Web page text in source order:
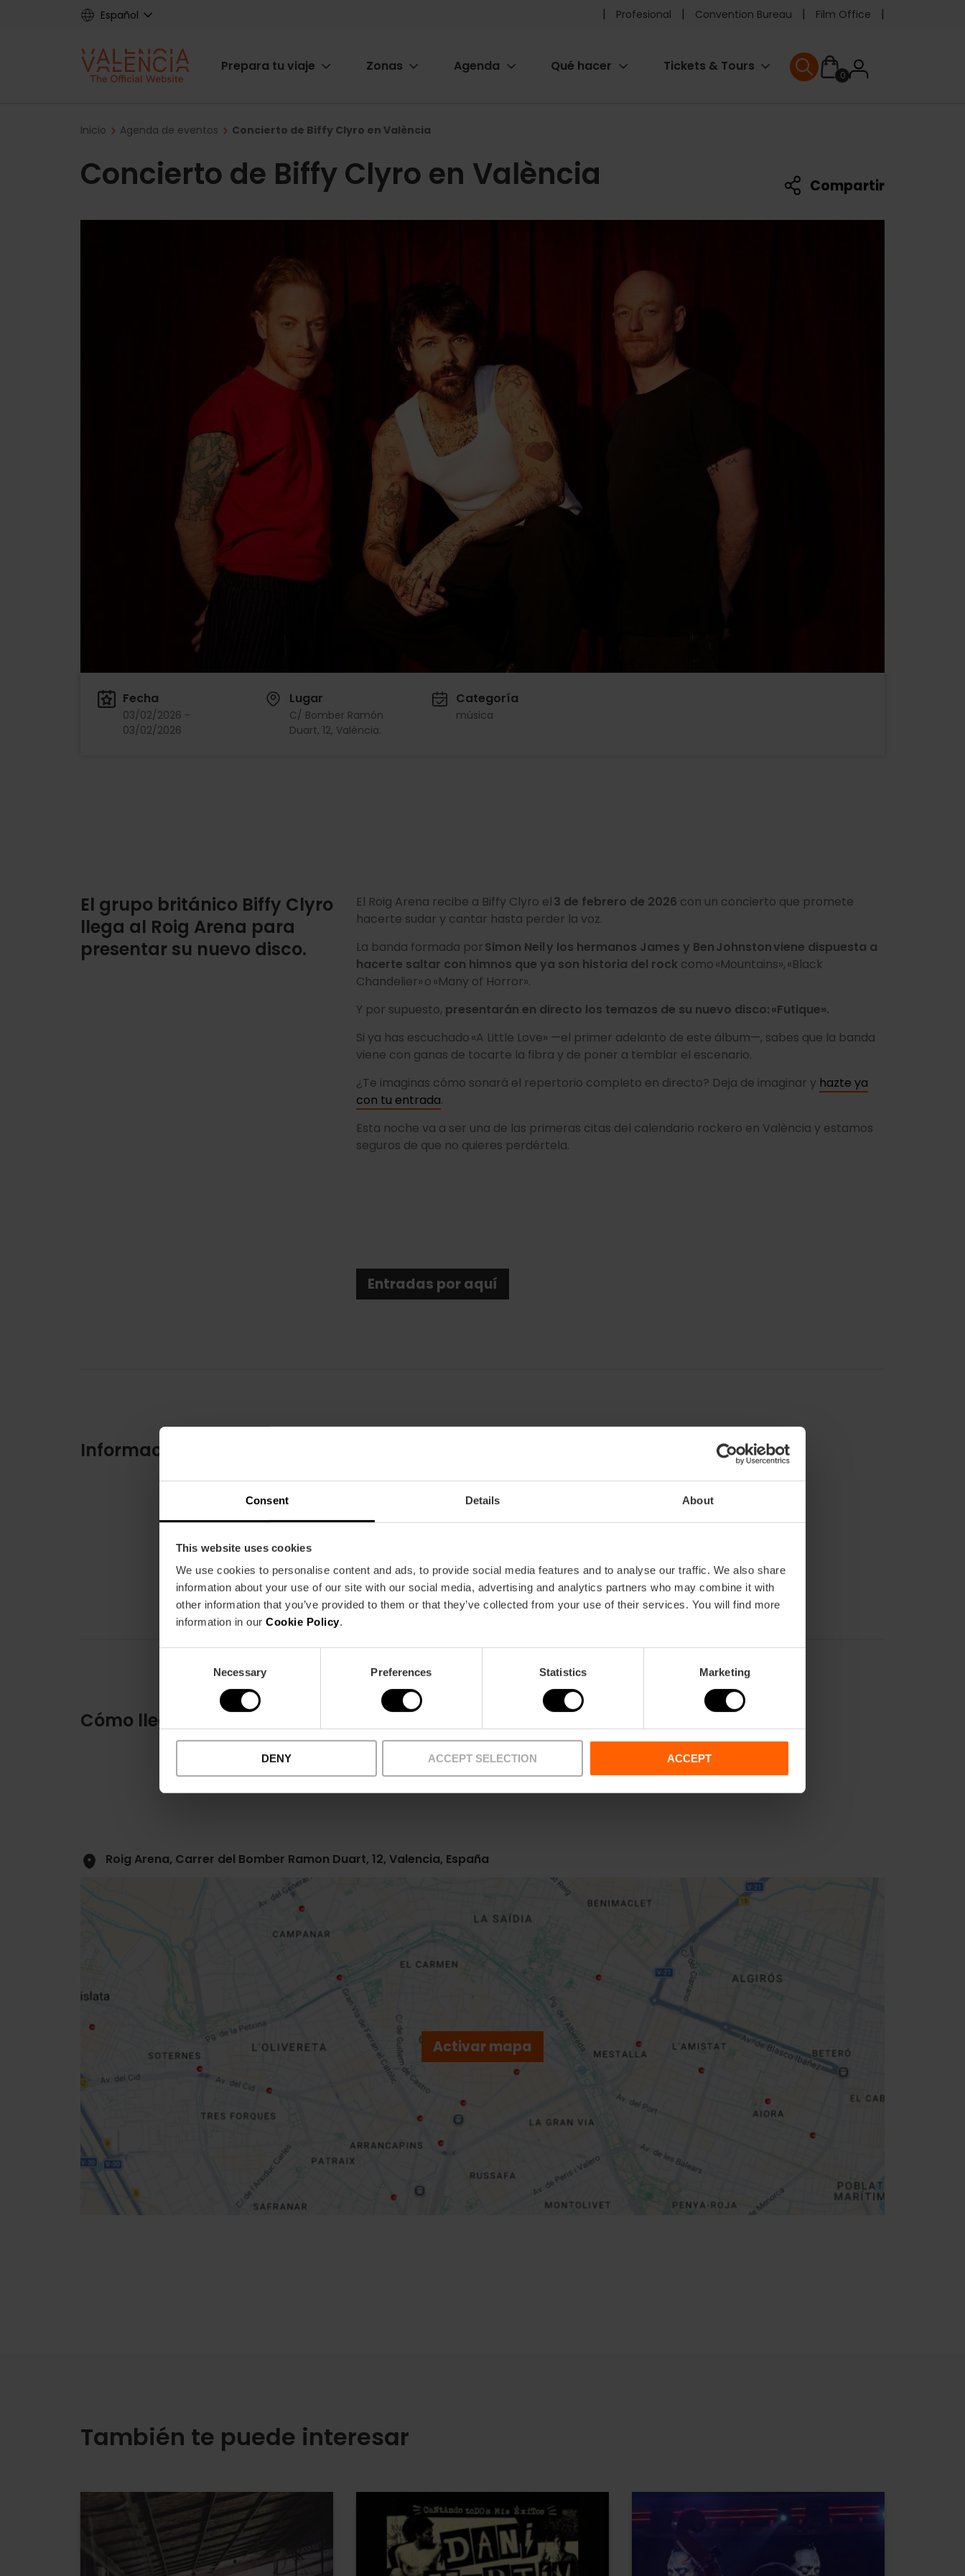
Consent Details About
This website uses cookies
We use cookies to personalise content and ads, to provide social media features and to analyse our traffic. We also share
information about your use of our site with our social media, advertising and analytics partners who may combine it with
other information that you’ve provided to them or that they’ve collected from your use of their services. You will find more
information in our Cookie Policy.
Necessary Preferences Statistics Marketing
DENY ACCEPT SELECTION ACCEPT
Español
Pre
header
Profesional Convention Bureau Film Office
Main
Prepara tu viaje Zonas Agenda Qué hacer Tickets & Tours
0User
User menu
Breadcrumb
Inicio Agenda de eventos Concierto de Biffy Clyro en València
Concierto de Biffy Clyro en València Compartir
Fecha
03/02/2026 -
03/02/2026
Lugar
C/ Bomber Ramón
Duart, 12, València.
Categoría
música
El grupo británico Biffy Clyro
llega al Roig Arena para
presentar su nuevo disco.
El Roig Arena recibe a Biffy Clyro el3 de febrero de 2026 con un concierto que promete
hacerte sudar y cantar hasta perder la voz.
La banda formada porSimon Neil y los hermanos James y Ben Johnston viene dispuesta a
hacerte saltar con himnos que ya son historia del rock como «Mountains», «Black
Chandelier» o «Many of Horror».
Y por supuesto, presentarán en directo los temazos de su nuevo disco: «Futique».
Si ya has escuchado «A Little Love» —el primer adelanto de este álbum—, sabes que la banda
viene con ganas de tocarte la fibra y de poner a temblar el escenario.
¿Te imaginas cómo sonará el repertorio completo en directo? Deja de imaginar y hazte ya
con tu entrada.
Esta noche va a ser una de las primeras citas del calendario rockero en València y estamos
seguros de que no quieres perdértela.
Entradas por aquí
Información práctica
Horarios
Cómo llegar Metro Bus
Roig Arena, Carrer del Bomber Ramon Duart, 12, Valencia, España
Activar mapa
Cómo llegar
sidebar
También te puede interesar